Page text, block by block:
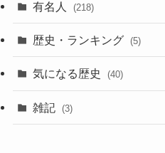
有名人 (218)
歴史・ランキング (5)
気になる歴史 (40)
雑記 (3)